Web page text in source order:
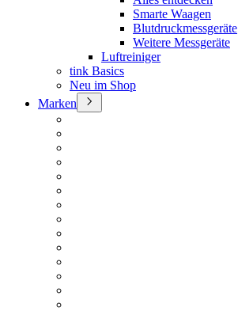
Smarte Waagen
Blutdruckmessgeräte
Weitere Messgeräte
Luftreiniger
tink Basics
Neu im Shop
Marken